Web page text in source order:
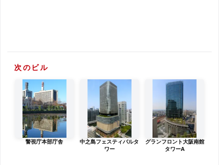
次のビル
警視庁本部庁舎
中之島フェスティバルタ
ワー
グランフロント大阪南館
タワーA